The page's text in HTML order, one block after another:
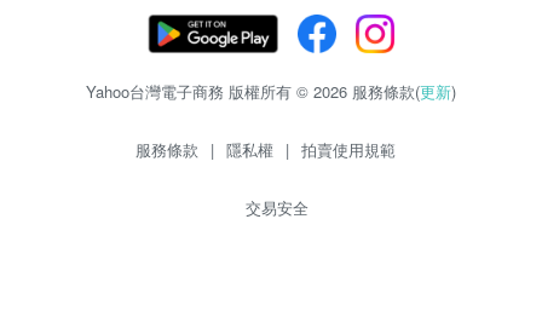
Yahoo台灣電子商務 版權所有 © 2026 服務條款(更新)
服務條款 | 隱私權 | 拍賣使用規範
交易安全